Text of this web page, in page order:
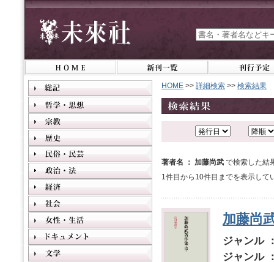
HOME >> 詳細検索 >> 検索結果
著者名 ： 加藤尚武 で検索した結
1件目から10件目までを表示して
加藤尚
ジャンル
ジャンル